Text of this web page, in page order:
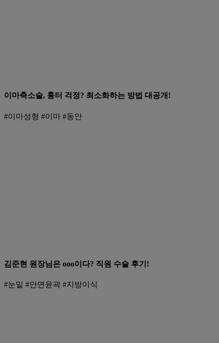
이마축소술, 흉터 걱정? 최소화하는 방법 대공개!
#이마성형 #이마 #동안
김준현 원장님은 ooo이다? 직원 수술 후기!
#눈밑 #안면윤곽 #지방이식